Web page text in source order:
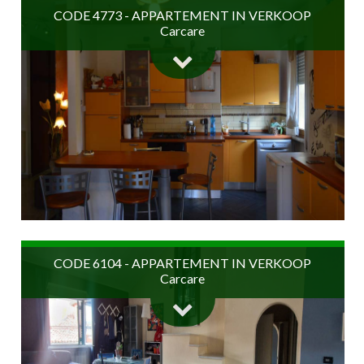
€ 180.000
165 m2 2 Badkamers 2 Kamers
CODE 4773 - APPARTEMENT IN VERKOOP
Carcare
€ 155.000
CODE 6104 - APPARTEMENT IN VERKOOP
Carcare